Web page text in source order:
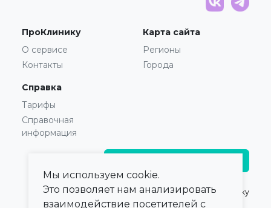
ПроКлинику
О сервисе
Контакты
Карта сайта
Регионы
Города
Справка
Тарифы
Справочная
информация
© 2021 — 2026,ПроКлинику
Мы используем cookie.
Это позволяет нам анализировать
взаимодействие посетителей с